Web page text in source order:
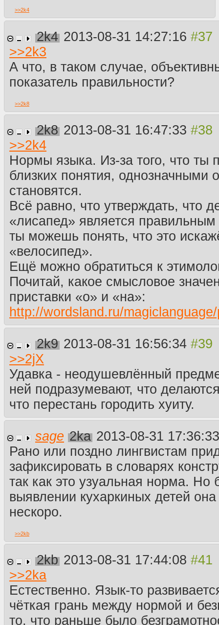
>>2k4
2k4 2013-08-31 14:27:16
>>2k3
А что, в таком случае,
показатель правильности?
>>2k8
2k8 2013-08-31 16:47:33
>>2k4
Нормы языка. Из-за того, что ты
близких понятия, однозначными
становятся.
Всё равно, что утверждать, что
«лисапед» является правильным
ты можешь понять, что это
«велосипед».
Ещё можно обратиться к
Почитай, какое смысловое
приставки «о» и «на»:
http://wordsland.ru/
2k9 2013-08-31 16:56:34
>>2jX
Удавка - неодушевлённый
ней подразумевают, что
что перестань городить хуиту.
sage 2ka 2013-08-31
Рано или поздно лингвистам
зафиксировать в словарях
так как это узуальная норма. Но
выявлении кухаркиных детей
нескоро.
>>2kb
2kb 2013-08-31 17:44:08
>>2ka
Естественно. Язык-то
чёткая грань между нормой и
то, что раньше было